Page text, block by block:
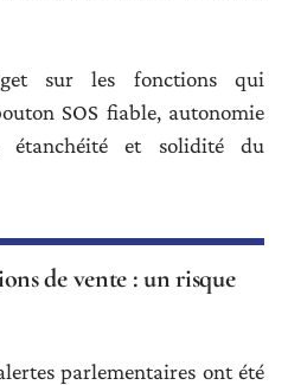
sur les fonctions qui
SOS fiable, autonomie
étanchéité et solidité du
de vente : un risque
parlementaires ont été